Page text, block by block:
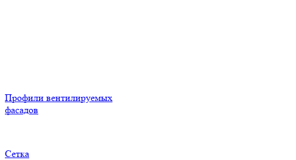
Профили вентилируемых
фасадов
Сетка